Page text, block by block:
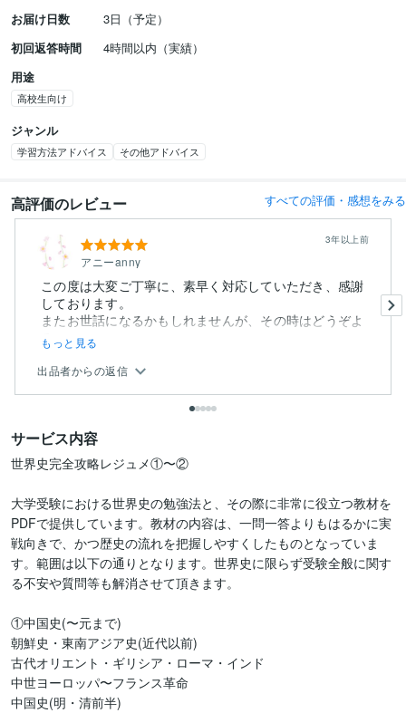
お届け日数
3日（予定）
初回返答時間
4時間以内（実績）
用途
高校生向け
ジャンル
学習方法アドバイス その他アドバイス
高評価のレビュー すべての評価・感想をみる
アニーanny
3年以上前
この度は大変ご丁寧に、素早く対応していただき、感謝
しております。
またお世話になるかもしれませんが、その時はどうぞよ
ろ...
もっと見る
出品者からの返信
サービス内容
世界史完全攻略レジュメ①〜②
大学受験における世界史の勉強法と、その際に非常に役立つ教材を
PDFで提供しています。教材の内容は、一問一答よりもはるかに実
戦向きで、かつ歴史の流れを把握しやすくしたものとなっていま
す。範囲は以下の通りとなります。世界史に限らず受験全般に関す
る不安や質問等も解消させて頂きます。
①中国史(〜元まで)
朝鮮史・東南アジア史(近代以前)
古代オリエント・ギリシア・ローマ・インド
中世ヨーロッパ〜フランス革命
中国史(明・清前半)